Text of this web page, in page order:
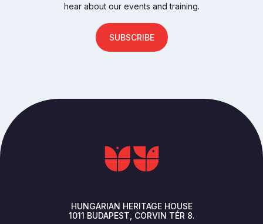
hear about our events and training.
SUBSCRIBE
HUNGARIAN HERITAGE HOUSE
1011 BUDAPEST CORVIN TÉR 8.